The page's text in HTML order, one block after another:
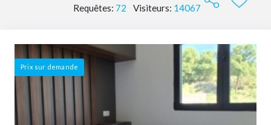
Requêtes: 72 Visiteurs: 14067
Prix ​​sur demande